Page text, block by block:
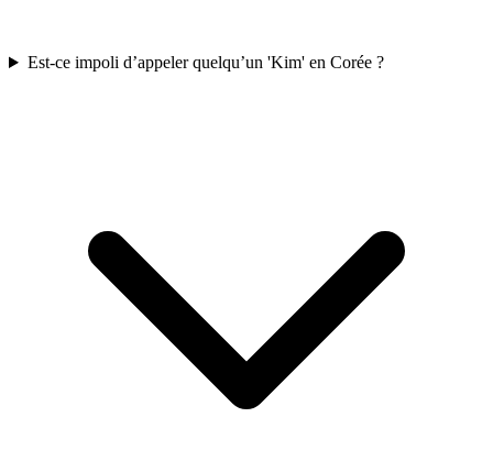
Est-ce impoli d’appeler quelqu’un 'Kim' en Corée ?